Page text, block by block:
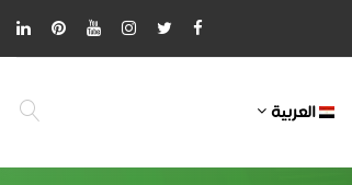
العربية